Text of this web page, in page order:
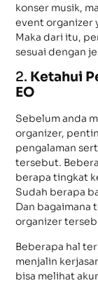
konser musik,
event organizer
Maka dari itu,
sesuai dengan
2. Ketahui
EO
Sebelum anda
organizer,
pengalaman
tersebut.
berapa tingkat
Sudah berapa
Dan bagaimana
organizer
Beberapa hal
menjalin
bisa melihat